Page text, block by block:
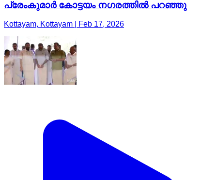
പ്രേംകുമാർ കോട്ടയം നഗരത്തിൽ പറഞ്ഞു
Kottayam, Kottayam | Feb 17, 2026